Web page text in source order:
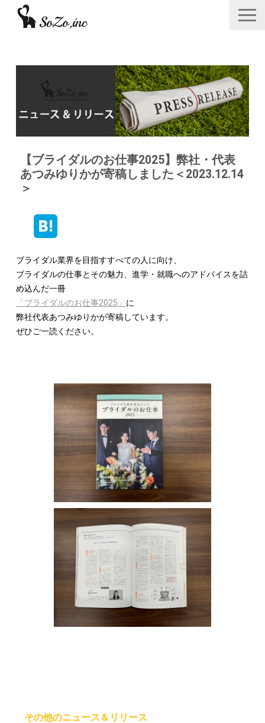
ニュース＆リリース
サービス一覧
あつみゆりかオフィシャル情報
採用
【ブライダルのお仕事2025】弊社・代表
あつみゆりかが寄稿しました＜2023.12.14
＞
ブライダル業界を目指すすべての人に向け、
ブライダルの仕事とその魅力、進学・就職へのアドバイスを詰
め込んだ一冊
「ブライダルのお仕事2025」 に
弊社代表あつみゆりかが寄稿しています。
ぜひご一読ください。
その他のニュース＆リリース